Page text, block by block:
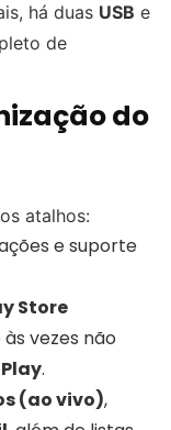
há duas USB e
de
do
atalhos:
e suporte
Store
vezes não
.
(ao vivo),